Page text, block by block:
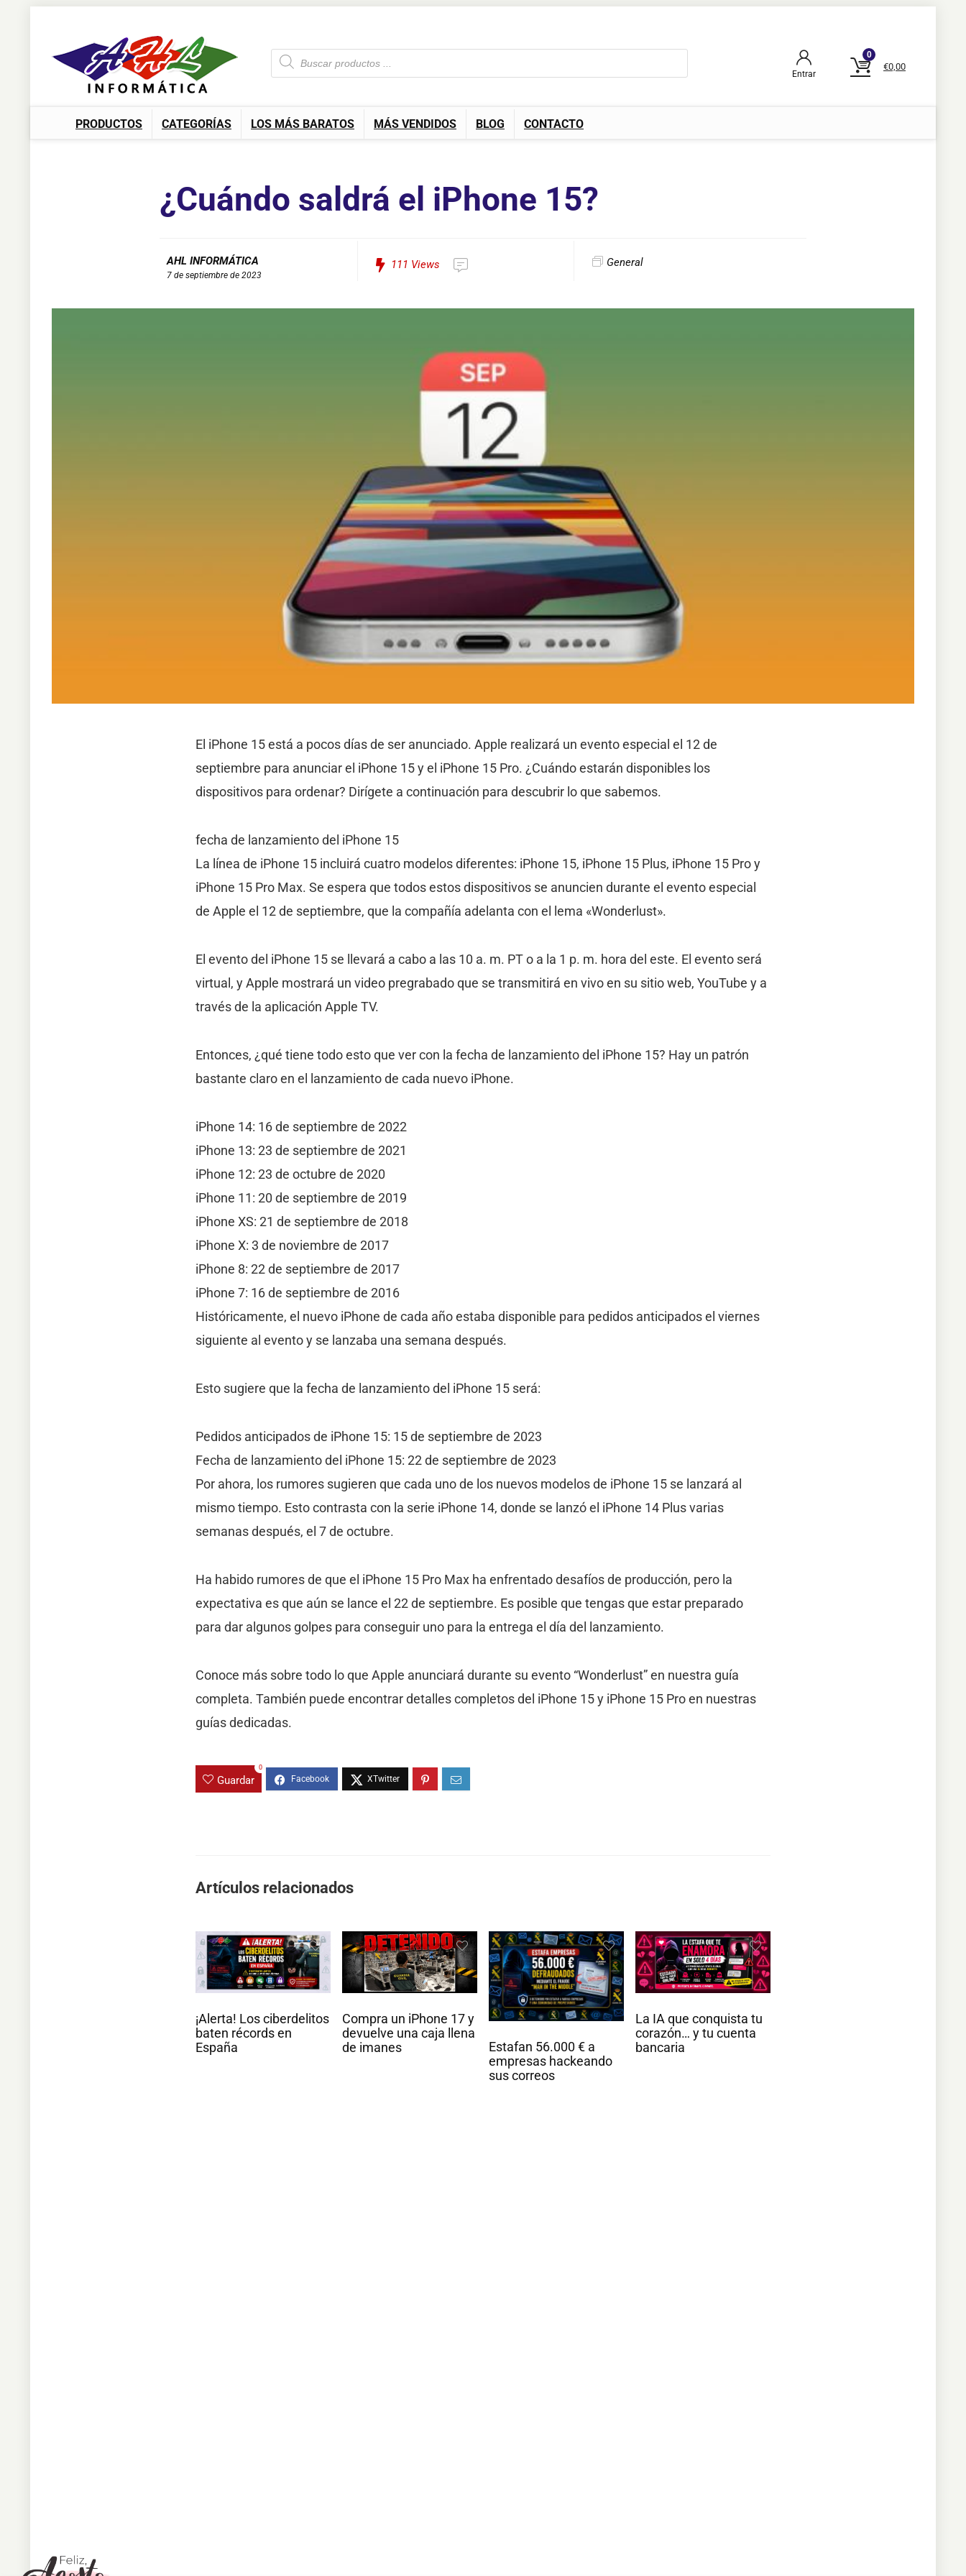
Entrar
0
€0,00
PRODUCTOS CATEGORÍAS LOS MÁS BARATOS MÁS VENDIDOS BLOG CONTACTO
¿Cuándo saldrá el iPhone 15?
AHL INFORMÁTICA
7 de septiembre de 2023
111 Views General
El iPhone 15 está a pocos días de ser anunciado. Apple realizará un evento especial el 12 de
septiembre para anunciar el iPhone 15 y el iPhone 15 Pro. ¿Cuándo estarán disponibles los
dispositivos para ordenar? Dirígete a continuación para descubrir lo que sabemos.
fecha de lanzamiento del iPhone 15
La línea de iPhone 15 incluirá cuatro modelos diferentes: iPhone 15, iPhone 15 Plus, iPhone 15 Pro y
iPhone 15 Pro Max. Se espera que todos estos dispositivos se anuncien durante el evento especial
de Apple el 12 de septiembre, que la compañía adelanta con el lema «Wonderlust».
El evento del iPhone 15 se llevará a cabo a las 10 a. m. PT o a la 1 p. m. hora del este. El evento será
virtual, y Apple mostrará un video pregrabado que se transmitirá en vivo en su sitio web, YouTube y a
través de la aplicación Apple TV.
Entonces, ¿qué tiene todo esto que ver con la fecha de lanzamiento del iPhone 15? Hay un patrón
bastante claro en el lanzamiento de cada nuevo iPhone.
iPhone 14: 16 de septiembre de 2022
iPhone 13: 23 de septiembre de 2021
iPhone 12: 23 de octubre de 2020
iPhone 11: 20 de septiembre de 2019
iPhone XS: 21 de septiembre de 2018
iPhone X: 3 de noviembre de 2017
iPhone 8: 22 de septiembre de 2017
iPhone 7: 16 de septiembre de 2016
Históricamente, el nuevo iPhone de cada año estaba disponible para pedidos anticipados el viernes
siguiente al evento y se lanzaba una semana después.
Esto sugiere que la fecha de lanzamiento del iPhone 15 será:
Pedidos anticipados de iPhone 15: 15 de septiembre de 2023
Fecha de lanzamiento del iPhone 15: 22 de septiembre de 2023
Por ahora, los rumores sugieren que cada uno de los nuevos modelos de iPhone 15 se lanzará al
mismo tiempo. Esto contrasta con la serie iPhone 14, donde se lanzó el iPhone 14 Plus varias
semanas después, el 7 de octubre.
Ha habido rumores de que el iPhone 15 Pro Max ha enfrentado desafíos de producción, pero la
expectativa es que aún se lance el 22 de septiembre. Es posible que tengas que estar preparado
para dar algunos golpes para conseguir uno para la entrega el día del lanzamiento.
Conoce más sobre todo lo que Apple anunciará durante su evento “Wonderlust” en nuestra guía
completa. También puede encontrar detalles completos del iPhone 15 y iPhone 15 Pro en nuestras
guías dedicadas.
Guardar
0
Artículos relacionados
¡Alerta! Los ciberdelitos
baten récords en
España
Compra un iPhone 17 y
devuelve una caja llena
de imanes
Estafan 56.000 € a
empresas hackeando
sus correos
La IA que conquista tu
corazón… y tu cuenta
bancaria